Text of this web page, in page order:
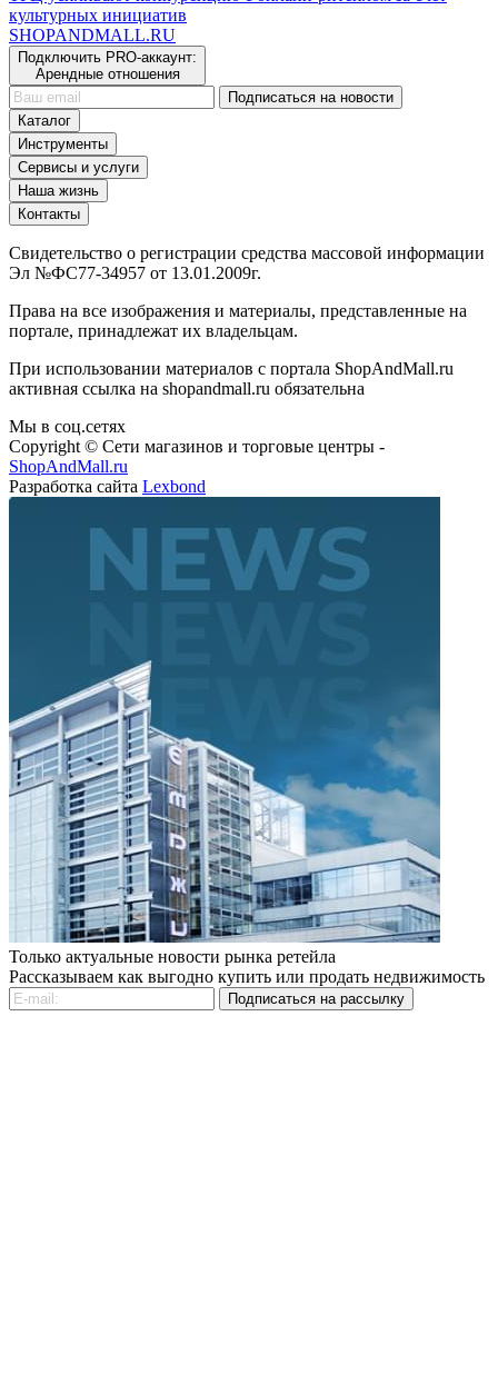
культурных инициатив
SHOPANDMALL.RU
Подключить PRO-аккаунт:
Арендные отношения
Подписаться на новости
Каталог
Инструменты
Сервисы и услуги
Наша жизнь
Контакты
Свидетельство о регистрации средства массовой информации
Эл №ФС77-34957 от 13.01.2009г.
Права на все изображения и материалы, представленные на
портале, принадлежат их владельцам.
При использовании материалов с портала ShopAndMall.ru
активная ссылка на shopandmall.ru обязательна
Мы в соц.сетях
Copyright © Сети магазинов и торговые центры -
ShopAndMall.ru
Разработка сайта Lexbond
Только актуальные новости рынка ретейла
Рассказываем как выгодно купить или продать недвижимость